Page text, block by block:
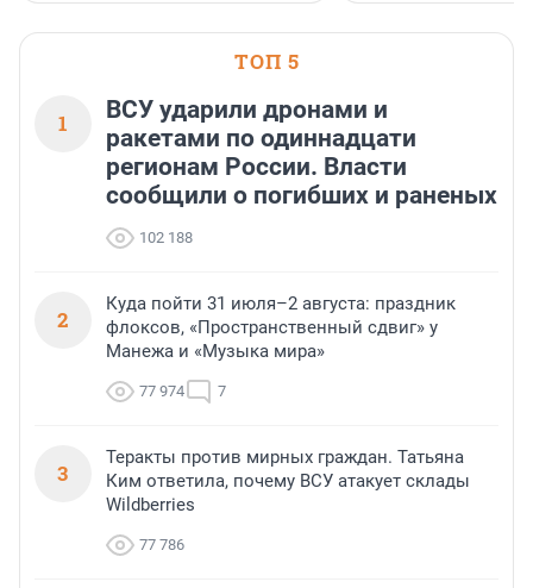
посетителям
необычной фотозоне.
ТОП 5
1
ВСУ ударили дронами и
ракетами по одиннадцати
регионам России. Власти
сообщили о погибших и раненых
102 188
2
Куда пойти 31 июля–2 августа: праздник
флоксов, «Пространственный сдвиг» у
Манежа и «Музыка мира»
77 974 7
3
Теракты против мирных граждан. Татьяна
Ким ответила, почему ВСУ атакует склады
Wildberries
77 786